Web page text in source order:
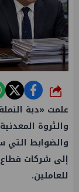
شارك
علمت «دبة
والثروة
والضوابط التي
إلى شركات قطاع
للعاملين.